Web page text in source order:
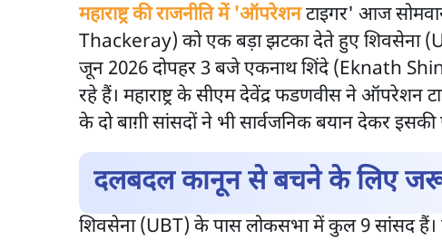
महाराष्ट्र की राजनीति में 'ऑपरेशनटाइगर' आज
Thackeray) को एक बड़ा झटका देते हुए शिवसेना
जून 2026 दोपहर 3 बजे एकनाथ शिंदे (Eknath
रहे हैं। महाराष्ट्र के सीएम देवेंद्र फडणवीस ने ऑपरेशन
के दो बाग़ी सांसदों ने भी सार्वजनिक बयान देकर इसकी
दलबदल कानून से बचने के लिए
शिवसेना (UBT) के पास लोकसभा में कुल 9 सांसद